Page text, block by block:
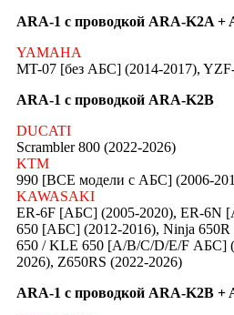
ARA-1 с проводкой ARA-K2A +
YAMAHA
MT-07 [без АБС] (2014-2017),
ARA-1 с проводкой ARA-K2B
DUCATI
Scrambler 800 (2022-2026)
KTM
990 [ВСЕ модели с АБС] (2006-
KAWASAKI
ER-6F [АБС] (2005-2020), ER-6N
650 [АБС] (2012-2016), Ninja
650 / KLE 650 [A/B/C/D/E/F АБС]
2026), Z650RS (2022-2026)
ARA-1 с проводкой ARA-K2B +